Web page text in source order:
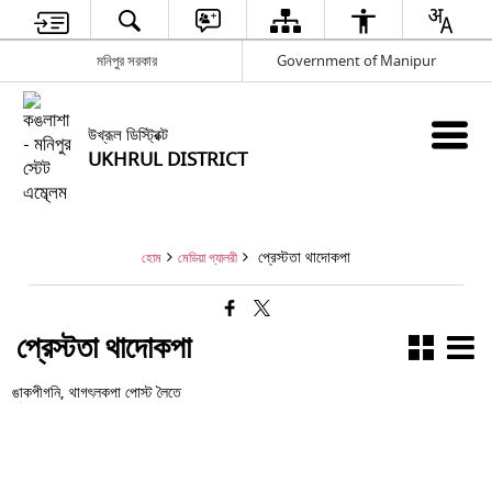
মনিপুর সরকার Government of Manipur
উখ্রূল ডিস্ট্রিক্ট
UKHRUL DISTRICT
হোম মেডিয়া গ্যালরী প্রেস্টতা থাদোকপা
প্রেস্টতা থাদোকপা
ঙাকপীগনি, থাগৎলকপা পোস্ট লৈতে